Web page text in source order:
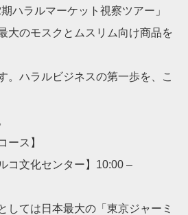
ハラルマーケット視察ツアー」
大のモスクとムスリム向け商品を
。ハラルビジネスの第一歩を、こ
ース】
コ文化センター】10:00 –
しては日本最大の「東京ジャーミ